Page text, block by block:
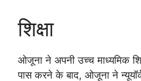
शिक्षा
ओजूना ने अपनी उच्च माध्यमिक
पास करने के बाद, ओजूना ने